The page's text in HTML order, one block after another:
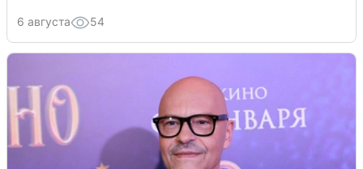
6 августа 54